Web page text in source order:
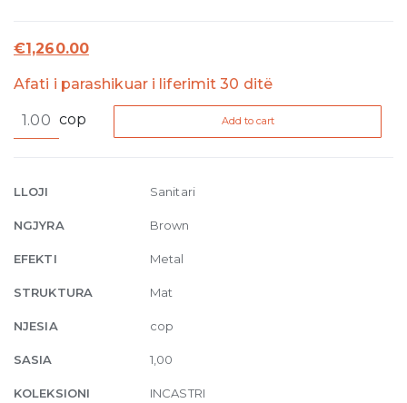
€1,260.00
Afati i parashikuar i liferimit 30 ditë
Wall-
mixer
761
Coffee
Br
PVD
cop Add to cart
LLOJI Sanitari
NGJYRA Brown
EFEKTI Metal
STRUKTURA Mat
NJESIA cop
SASIA 1,00
KOLEKSIONI INCASTRI